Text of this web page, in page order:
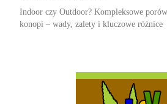
Indoor czy Outdoor? Kompleksowe
konopi – wady, zalety i kluczowe różnice